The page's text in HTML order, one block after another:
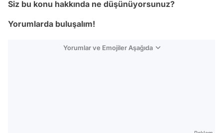
Siz bu konu hakkında ne düşünüyorsunuz?
Yorumlarda buluşalım!
Yorumlar ve Emojiler Aşağıda